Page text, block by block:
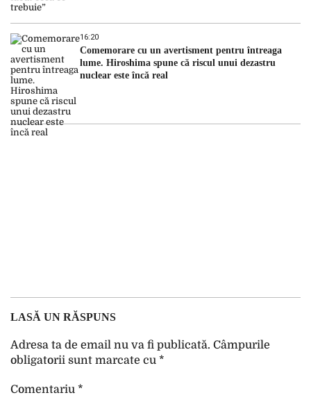
16:20
Comemorare cu un avertisment pentru întreaga
lume. Hiroshima spune că riscul unui dezastru
nuclear este încă real
LASĂ UN RĂSPUNS
Adresa ta de email nu va fi publicată. Câmpurile
obligatorii sunt marcate cu *
Comentariu *